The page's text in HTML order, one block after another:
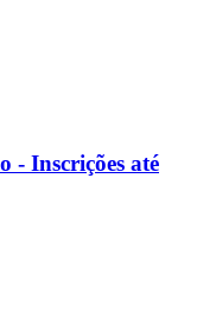
- Inscrições até